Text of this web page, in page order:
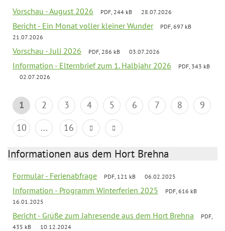
Vorschau - August 2026 PDF, 244 kB 28.07.2026
Bericht - Ein Monat voller kleiner Wunder
PDF, 697 kB
21.07.2026
Vorschau - Juli 2026 PDF, 286 kB 03.07.2026
Information - Elternbrief zum 1. Halbjahr 2026
PDF, 343 kB
02.07.2026
1 2 3 4 5 6 7 8
9
10
... 16
Informationen aus dem Hort Brehna
Formular - Ferienabfrage PDF, 121 kB 06.02.2025
Information - Programm Winterferien 2025
PDF, 616 kB
16.01.2025
Bericht - Grüße zum Jahresende aus dem Hort Brehna
PDF,
435 kB
10.12.2024